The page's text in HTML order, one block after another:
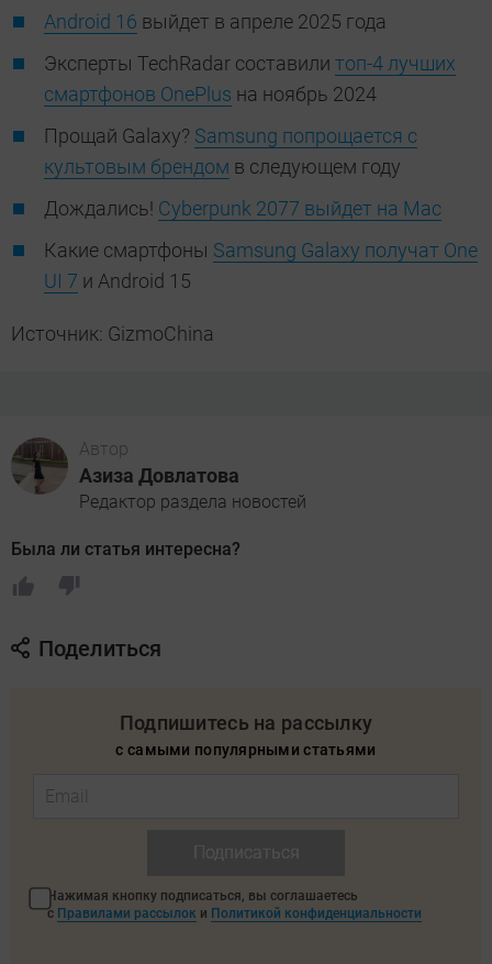
Android 16 выйдет в апреле 2025 года
Эксперты TechRadar составили топ-4 лучших
смартфонов OnePlus на ноябрь 2024
Прощай Galaxy? Samsung попрощается с
культовым брендом в следующем году
Дождались! Cyberpunk 2077 выйдет на Mac
Какие смартфоны Samsung Galaxy получат One
UI 7 и Android 15
Источник: GizmoChina
Автор
Азиза Довлатова
Редактор раздела новостей
Была ли статья интересна?
Поделиться
Подпишитесь на рассылку
с самыми популярными статьями
Нажимая кнопку подписаться, вы соглашаетесь
с Правилами рассылок и Политикой конфиденциальности